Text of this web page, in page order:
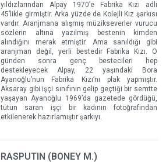
yıldızlarından Alpay 1970’e Fabrika Kızı adlı
45’likle girmiştir. Arka yüzde de Kolejli Kız şarkısı
vardır. Aranjmana alışmış müzikseverler vurucu
sözlerin altına yazılmış bestenin kimden
alındığını merak etmiştir. Ama sanıldığı gibi
aranjman değil, yerli bestedir Fabrika Kızı. O
günden sonra genç bestecileri hep
destekleyecek Alpay, 22 yaşındaki Bora
Ayanoğlu’nun Fabrika Kızı’nı plak yapmıştır.
Aksaray gibi işçi sınıfının gelip geçtiği bir semtte
yaşayan Ayanoğlu 1969’da gazetede gördüğü,
tütün saran işçi bir kadının fotoğrafından
etkilenerek hazırlamıştır şarkıyı.
RASPUTIN (BONEY M.)